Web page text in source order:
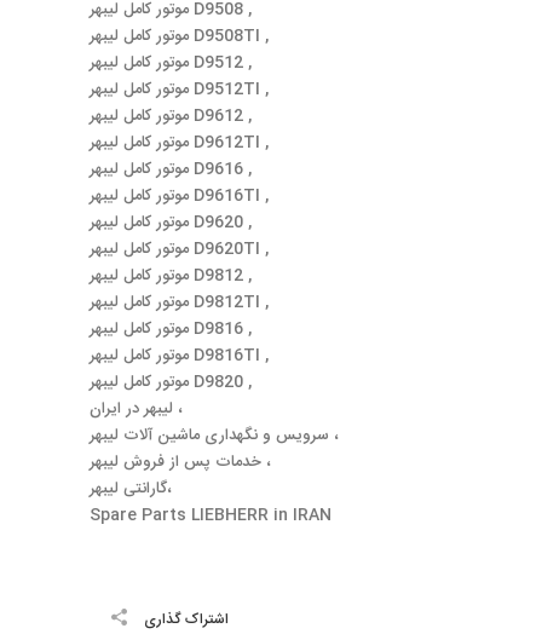
موتور کامل لیبهر D9508 ,
موتور کامل لیبهر D9508TI ,
موتور کامل لیبهر D9512 ,
موتور کامل لیبهر D9512TI ,
موتور کامل لیبهر D9612 ,
موتور کامل لیبهر D9612TI ,
موتور کامل لیبهر D9616 ,
موتور کامل لیبهر D9616TI ,
موتور کامل لیبهر D9620 ,
موتور کامل لیبهر D9620TI ,
موتور کامل لیبهر D9812 ,
موتور کامل لیبهر D9812TI ,
موتور کامل لیبهر D9816 ,
موتور کامل لیبهر D9816TI ,
موتور کامل لیبهر D9820 ,
لیبهر در ایران ،
سرویس و نگهداری ماشین آلات لیبهر ،
خدمات پس از فروش لیبهر ،
گارانتی لیبهر،
Spare Parts LIEBHERR in IRAN
اشتراک گذاری